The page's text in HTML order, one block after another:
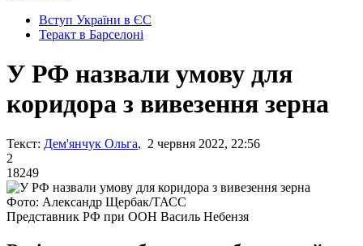
Вступ України в ЄС
Теракт в Барселоні
У РФ назвали умову для
коридора з вивезення зерна
Текст: Дем'янчук Ольга, 2 червня 2022, 22:56
2
18249
Фото: Александр Щербак/ТАСС
Представник РФ при ООН Василь Небензя